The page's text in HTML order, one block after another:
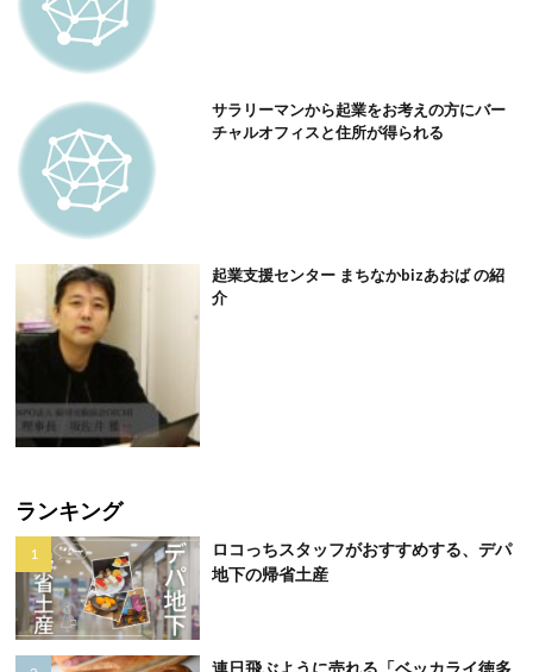
サラリーマンから起業をお考えの方にバー
チャルオフィスと住所が得られる
起業支援センター まちなかbizあおば の紹
介
ランキング
ロコっちスタッフがおすすめする、デパ
地下の帰省土産
連日飛ぶように売れる「ベッカライ徳多